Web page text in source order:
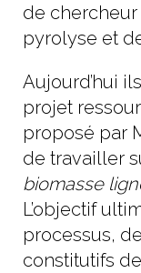
de
pyrolyse et
Aujourd’hui
projet
proposé par
de travailler
biomasse
L’objectif
processus,
constitutifs